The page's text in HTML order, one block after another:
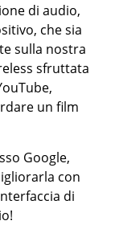
di audio,
che sia
sulla nostra
sfruttata
un film
Google,
con
di